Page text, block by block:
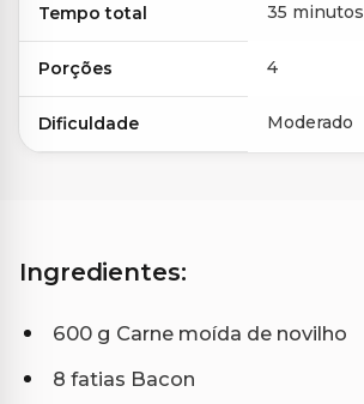
Tempo total 35 minutos
Porções 4
Dificuldade Moderado
Ingredientes:
600 g Carne moída de novilho
8 fatias Bacon